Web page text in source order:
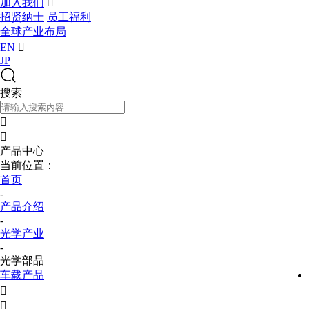
加入我们
招贤纳士 员工福利
全球产业布局
EN 
JP
搜索


产品中心
当前位置：
首页
-
产品介绍
-
光学产业
-
光学部品
车载产品

